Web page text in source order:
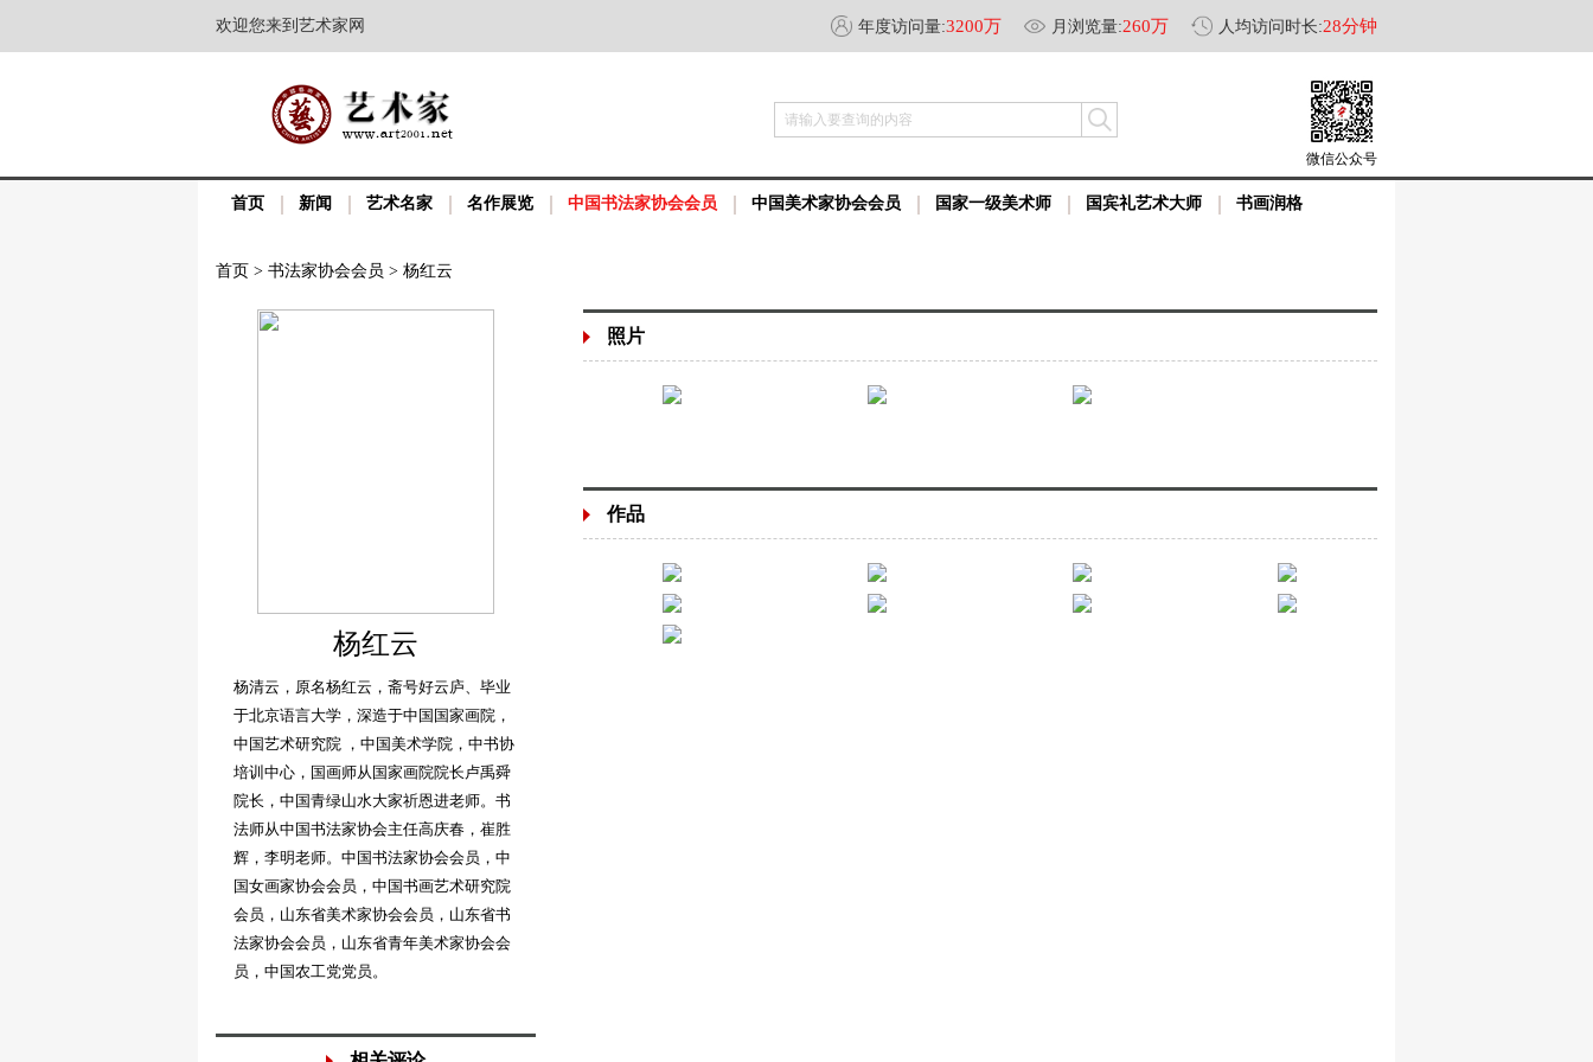
欢迎您来到艺术家网 年度访问量:3200万 月浏览量:260万 人均访问时长:28分钟
请输入要查询的内容
微信公众号
首页 新闻 艺术名家 名作展览 中国书法家协会会员 中国美术家协会会员 国家一级美术师 国宾礼艺术大师 书画润格
首页 > 书法家协会会员 > 杨红云
杨红云
杨清云，原名杨红云，斋号好云庐、毕业
于北京语言大学，深造于中国国家画院，
中国艺术研究院 ，中国美术学院，中书协
培训中心，国画师从国家画院院长卢禹舜
院长，中国青绿山水大家祈恩进老师。书
法师从中国书法家协会主任高庆春，崔胜
辉，李明老师。中国书法家协会会员，中
国女画家协会会员，中国书画艺术研究院
会员，山东省美术家协会会员，山东省书
法家协会会员，山东省青年美术家协会会
员，中国农工党党员。
照片
作品